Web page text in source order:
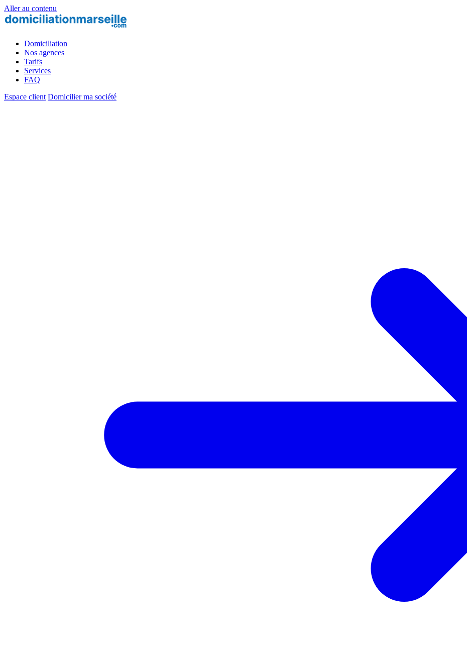
Aller au contenu
Domiciliation
Nos agences
Tarifs
Services
FAQ
Espace client Domicilier ma société